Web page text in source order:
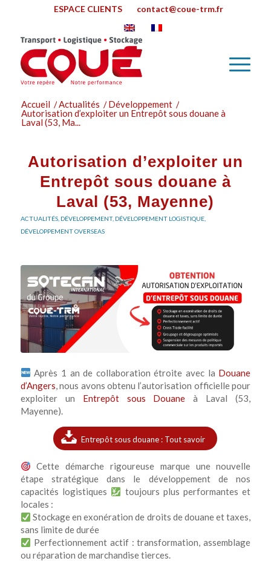
ESPACE CLIENTS contact@coue-trm.fr
Accueil /Actualités / Développement /
Autorisation d’exploiter un Entrepôt sous douane à
Laval (53, Ma...
Autorisation d’exploiter un
Entrepôt sous douane à
Laval (53, Mayenne)
ACTUALITÉS, DÉVELOPPEMENT, DÉVELOPPEMENT LOGISTIQUE,
DÉVELOPPEMENT OVERSEAS
Après 1 an de collaboration étroite avec la Douane
d’Angers , nous avons obtenu l’autorisation officielle pour
exploiter un Entrepôt sous Douane à Laval (53,
Mayenne).
Entrepôt sous douane : Tout savoir
Cette démarche rigoureuse marque une nouvelle
étape stratégique dans le développement de nos
capacités logistiques
toujours plus performantes et
locales :
Stockage en exonération de droits de douane et taxes,
sans limite de durée
Perfectionnement actif : transformation, assemblage
ou réparation de marchandise tierces.